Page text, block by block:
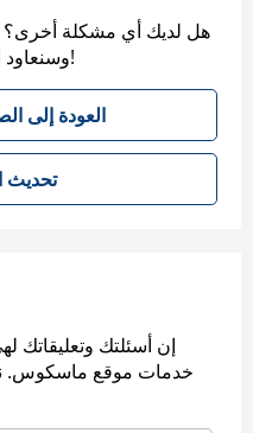
هل لديك أي مشكلة أخرى؟
وسنعاود التواصل معك. شكرًا على صبرك!
العودة إلى
تحديث الصفحة
إن أسئلتك وتعليقاتك
خدمات موقع ماسكوس.